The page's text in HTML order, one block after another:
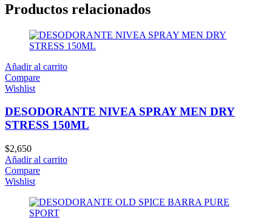
Productos relacionados
Añadir al carrito
Compare
Wishlist
DESODORANTE NIVEA SPRAY MEN DRY
STRESS 150ML
$2,650
Añadir al carrito
Compare
Wishlist